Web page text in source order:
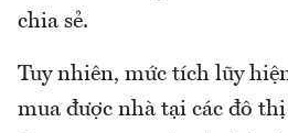
chia sẻ.
Tuy nhiên, mức tích lũy
mua được nhà tại các đô